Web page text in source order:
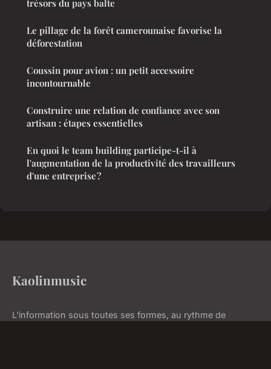
trésors du pays balte
Le pillage de la forêt camerounaise favorise la
déforestation
Coussin pour avion : un petit accessoire
incontournable
Construire une relation de confiance avec son
artisan : étapes essentielles
En quoi le team building participe-t-il à
l'augmentation de la productivité des travailleurs
d'une entreprise ?
Kaolinmusic
L'information sous toutes ses formes, au rythme de